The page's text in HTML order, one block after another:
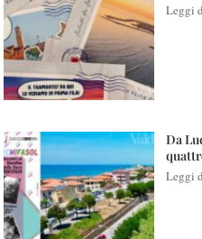
Leggi
Da
Leggi